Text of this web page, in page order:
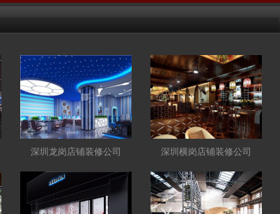
深圳龙岗店铺装修公司 深圳横岗店铺装修公司